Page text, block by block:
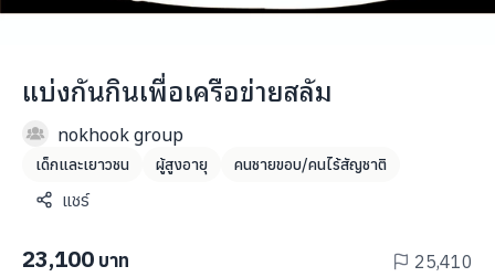
ติดต่อเรา
info@taejai.com
แบ่งกันกินเพื่อเครือข่ายสลัม
nokhook group
เด็กและเยาวชน ผู้สูงอายุ คนชายขอบ/คนไร้สัญชาติ
แชร์
23,100 บาท 25,410